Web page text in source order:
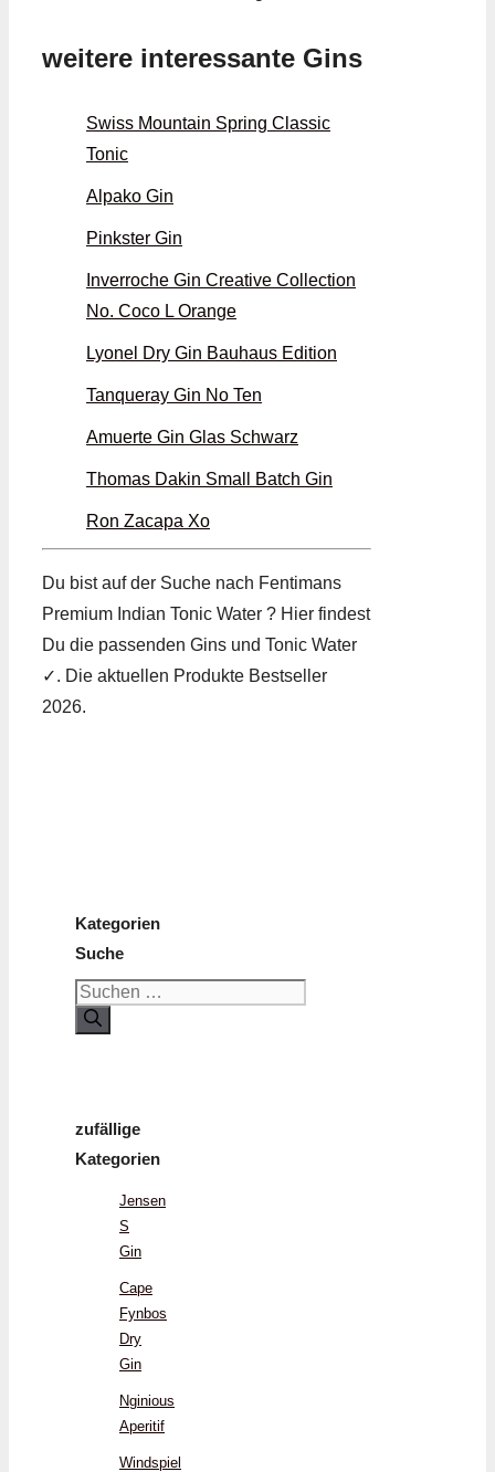
weitere interessante Gins
Swiss Mountain Spring Classic
Tonic
Alpako Gin
Pinkster Gin
Inverroche Gin Creative Collection
No. Coco L Orange
Lyonel Dry Gin Bauhaus Edition
Tanqueray Gin No Ten
Amuerte Gin Glas Schwarz
Thomas Dakin Small Batch Gin
Ron Zacapa Xo
Du bist auf der Suche nach Fentimans
Premium Indian Tonic Water ? Hier findest
Du die passenden Gins und Tonic Water
✓. Die aktuellen Produkte Bestseller
2026.
Kategorien
Suche
Suchen
nach:
zufällige
Kategorien
Jensen
S
Gin
Cape
Fynbos
Dry
Gin
Nginious
Aperitif
Windspiel